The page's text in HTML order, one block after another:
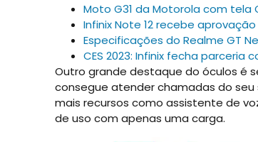
Moto G31 da Motorola com tela
Infinix Note 12 recebe
Especificações do Realme GT
CES 2023: Infinix fecha parceria
Outro grande destaque do óculos é
consegue atender chamadas do
mais recursos como assistente de
de uso com apenas uma carga.